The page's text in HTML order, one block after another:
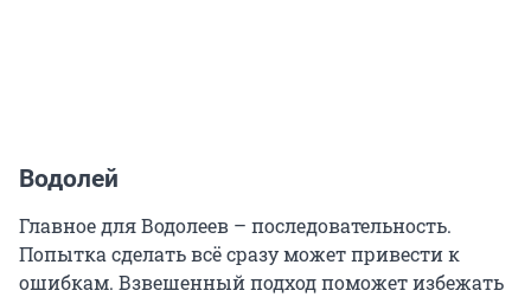
Водолей
Главное для Водолеев – последовательность.
Попытка сделать всё сразу может привести к
ошибкам. Взвешенный подход поможет избежать